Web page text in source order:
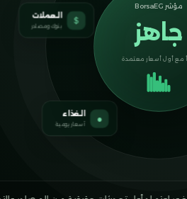
مؤشر BorsaEG
جاهز
مع أول أسعار معتمدة
＄ العملات
بنوك ومصادر
● الغذاء
أسعار يومية